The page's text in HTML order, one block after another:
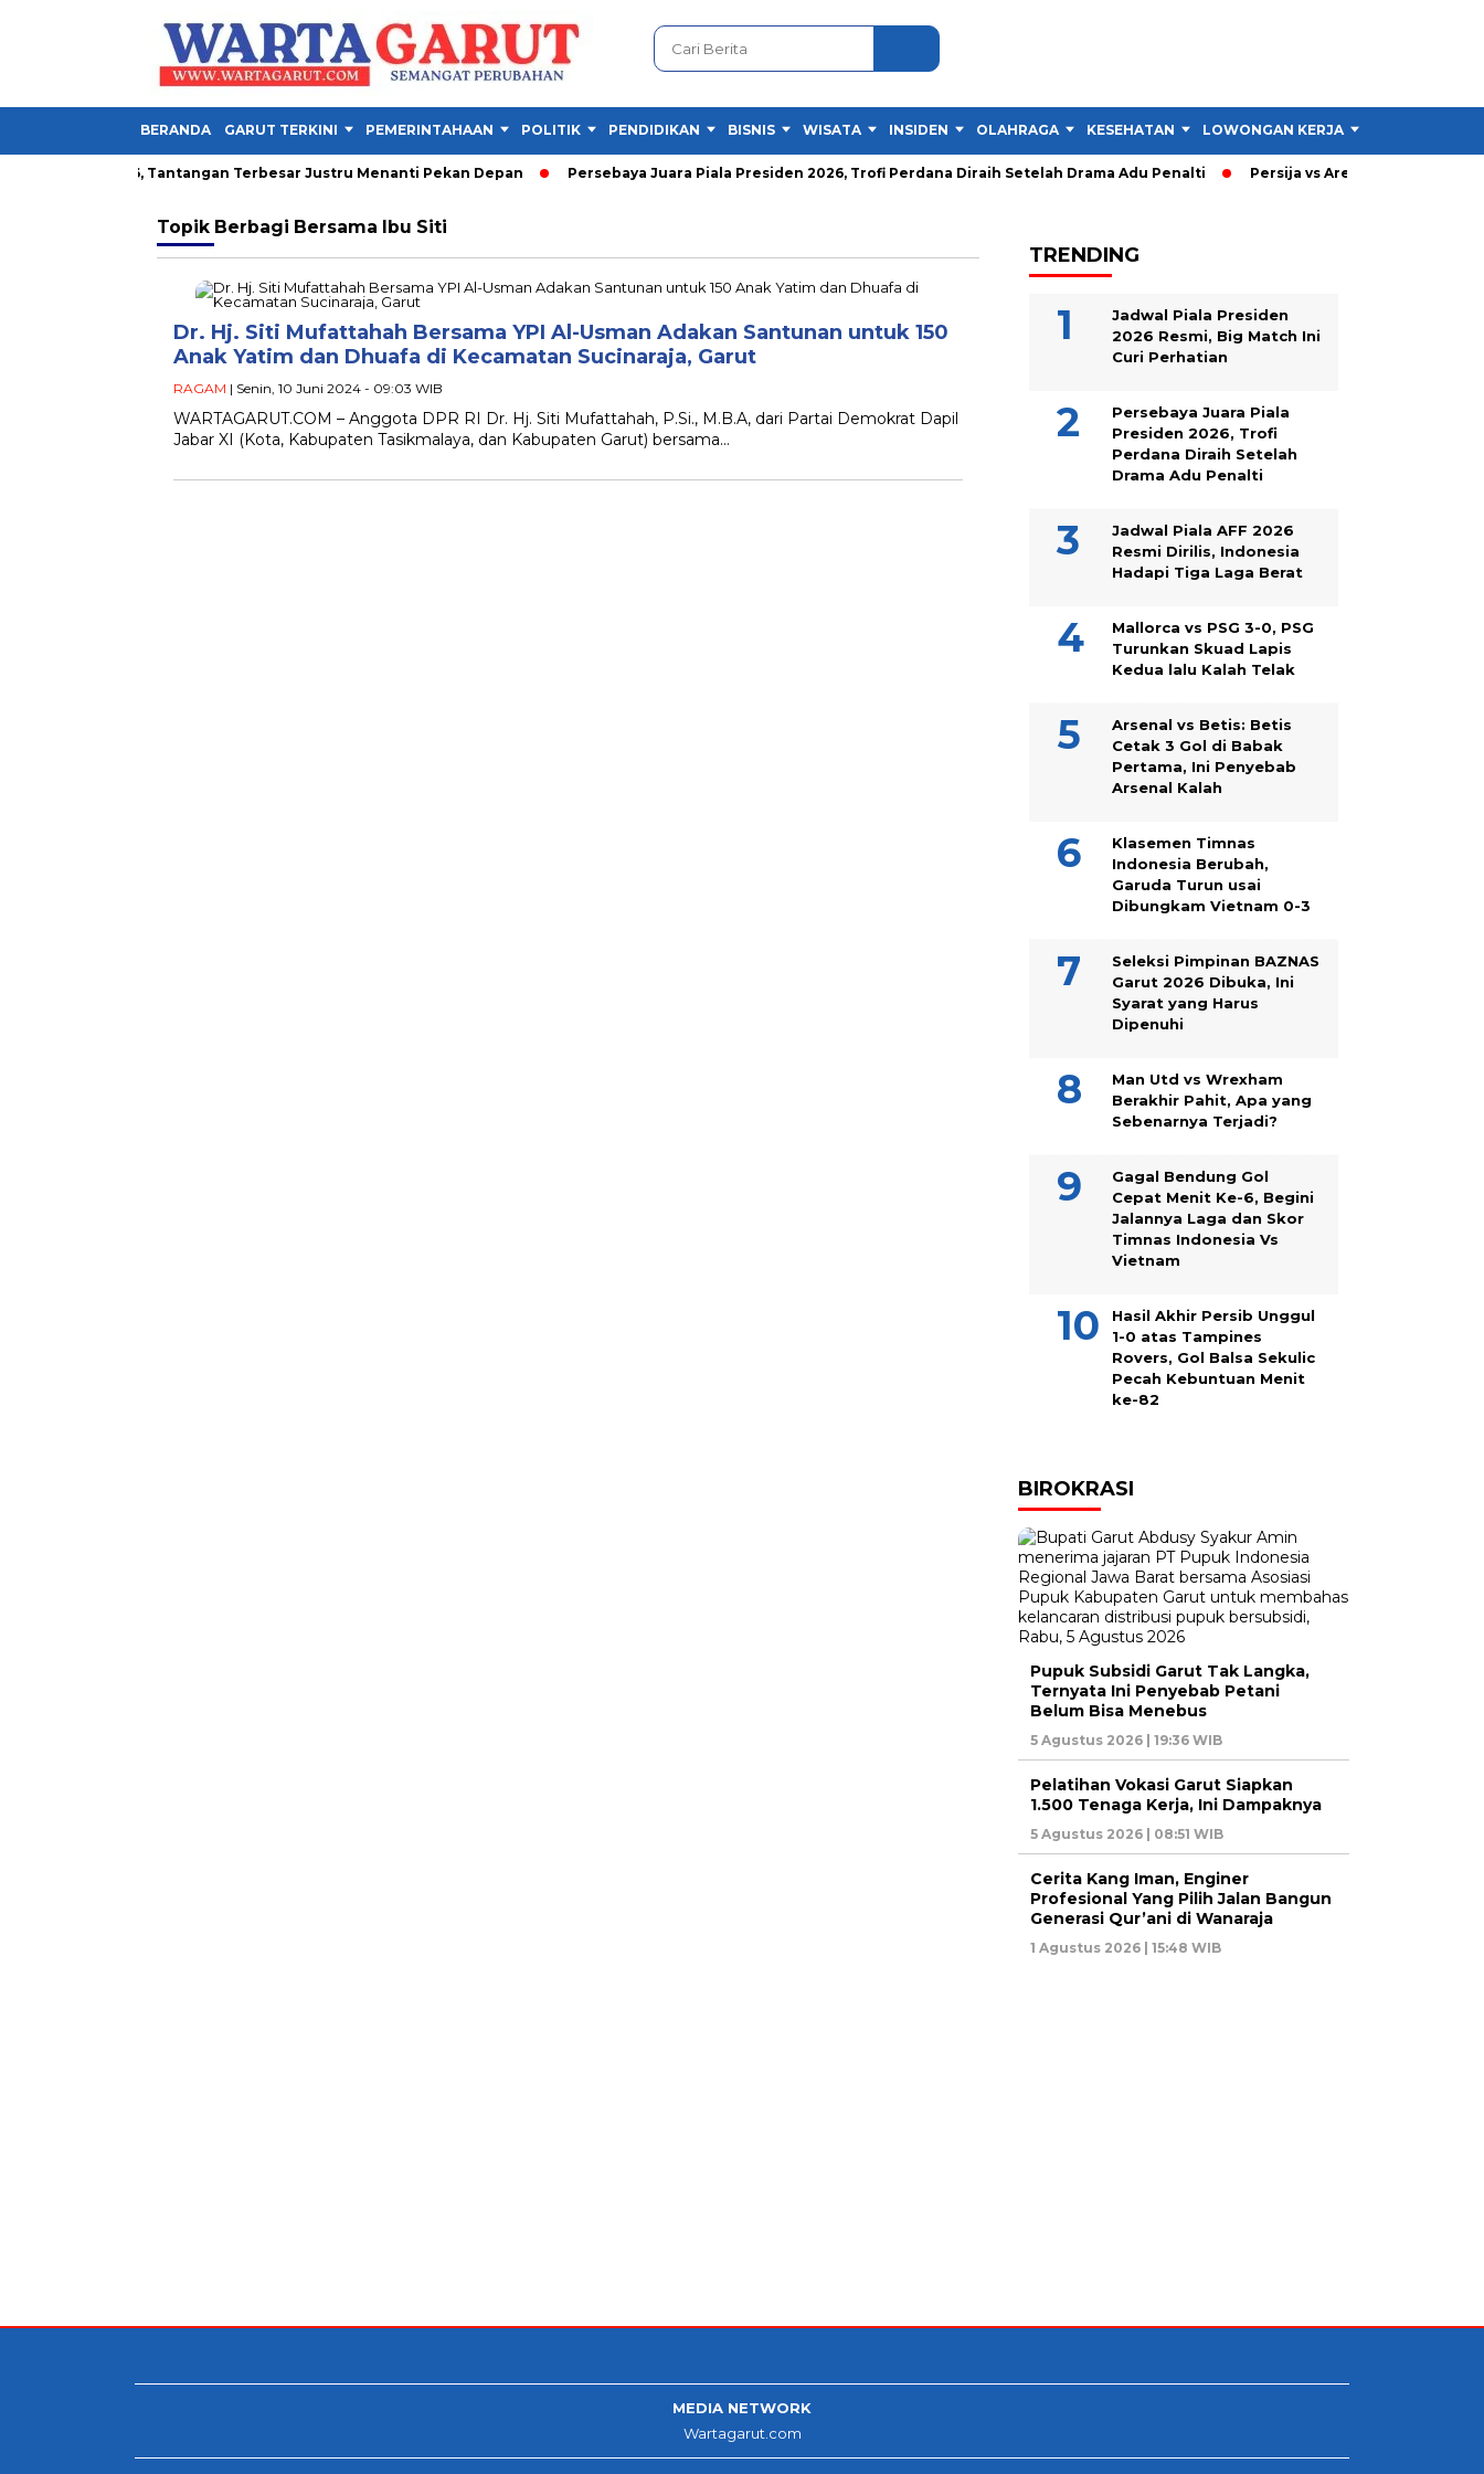
BERANDA GARUT TERKINI PEMERINTAHAAN POLITIK PENDIDIKAN BISNIS WISATA INSIDEN OLAHRAGA KESEHATAN LOWONGAN KERJA
Presiden 2026, Tantangan Terbesar Justru Menanti Pekan Depan Persebaya Juara Piala Presiden 2026, Trofi Perdana Diraih Setelah Drama Adu Penalti Persija vs Arema: Persija Menang
Topik Berbagi Bersama Ibu Siti
Dr. Hj. Siti Mufattahah Bersama YPI Al-Usman Adakan Santunan untuk 150
Anak Yatim dan Dhuafa di Kecamatan Sucinaraja, Garut
RAGAM | Senin, 10 Juni 2024 - 09:03 WIB
WARTAGARUT.COM – Anggota DPR RI Dr. Hj. Siti Mufattahah, P.Si., M.B.A, dari Partai Demokrat Dapil
Jabar XI (Kota, Kabupaten Tasikmalaya, dan Kabupaten Garut) bersama…
TRENDING
Jadwal Piala Presiden
2026 Resmi, Big Match Ini
Curi Perhatian
Persebaya Juara Piala
Presiden 2026, Trofi
Perdana Diraih Setelah
Drama Adu Penalti
Jadwal Piala AFF 2026
Resmi Dirilis, Indonesia
Hadapi Tiga Laga Berat
Mallorca vs PSG 3-0, PSG
Turunkan Skuad Lapis
Kedua lalu Kalah Telak
Arsenal vs Betis: Betis
Cetak 3 Gol di Babak
Pertama, Ini Penyebab
Arsenal Kalah
Klasemen Timnas
Indonesia Berubah,
Garuda Turun usai
Dibungkam Vietnam 0-3
Seleksi Pimpinan BAZNAS
Garut 2026 Dibuka, Ini
Syarat yang Harus
Dipenuhi
Man Utd vs Wrexham
Berakhir Pahit, Apa yang
Sebenarnya Terjadi?
Gagal Bendung Gol
Cepat Menit Ke-6, Begini
Jalannya Laga dan Skor
Timnas Indonesia Vs
Vietnam
Hasil Akhir Persib Unggul
1-0 atas Tampines
Rovers, Gol Balsa Sekulic
Pecah Kebuntuan Menit
ke-82
BIROKRASI
Pupuk Subsidi Garut Tak Langka,
Ternyata Ini Penyebab Petani
Belum Bisa Menebus
5 Agustus 2026 | 19:36 WIB
Pelatihan Vokasi Garut Siapkan
1.500 Tenaga Kerja, Ini Dampaknya
5 Agustus 2026 | 08:51 WIB
Cerita Kang Iman, Enginer
Profesional Yang Pilih Jalan Bangun
Generasi Qur’ani di Wanaraja
1 Agustus 2026 | 15:48 WIB
MEDIA NETWORK
Wartagarut.com